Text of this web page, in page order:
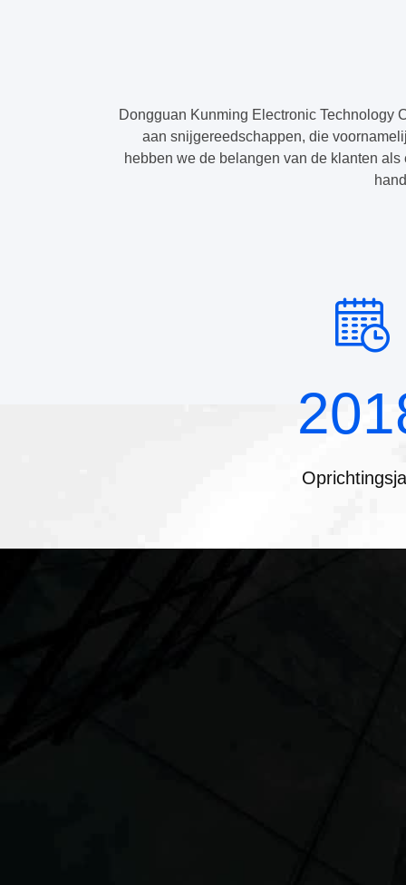
Dongguan Kunming Electronic Technology
aan snijgereedschappen, die
hebben we de belangen van de klanten